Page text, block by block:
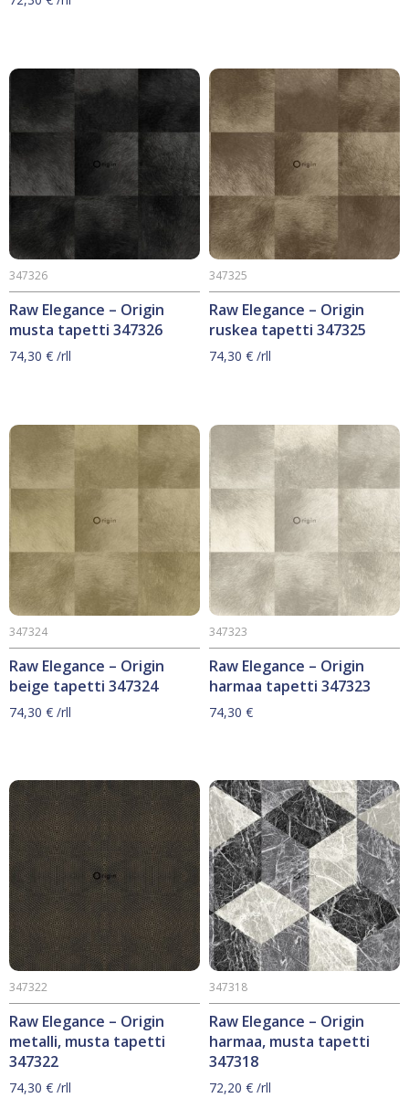
Raw Elegance – Origin
musta tapetti 347326
347326
74,30 € /rll
Raw Elegance – Origin
ruskea tapetti 347325
347325
74,30 € /rll
Raw Elegance – Origin
beige tapetti 347324
347324
74,30 € /rll
Raw Elegance – Origin
harmaa tapetti 347323
347323
74,30 €
Raw Elegance – Origin
metalli, musta tapetti
347322
347322
74,30 € /rll
Raw Elegance – Origin
harmaa, musta tapetti
347318
347318
72,20 € /rll